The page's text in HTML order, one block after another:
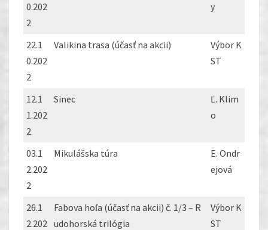
0.202
2
y
22.1
0.202
2
Valikina trasa (účasť na akcii)
Výbor K
ST
12.1
1.202
2
Sinec
Ľ. Klim
o
03.1
2.202
2
Mikulášska túra
E. Ondr
ejová
26.1
2.202
Fabova hoľa (účasť na akcii) č. 1/3 – R
udohorská trilógia
Výbor K
ST